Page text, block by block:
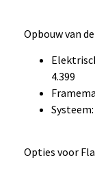
Opbouw van
4.399
Opties voor